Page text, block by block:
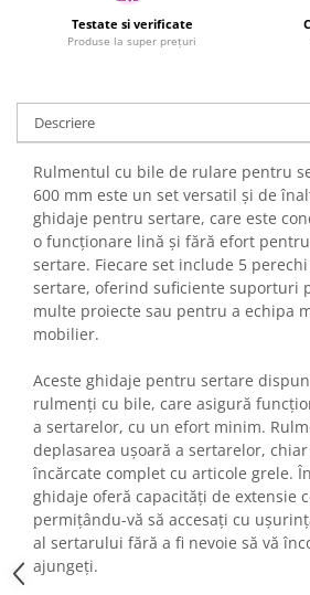
Electrocasnice & Climatizare
Accesorii si piese masini spalat
vase
Aparate Frigorifice
Aparate Racire Aer
Aragaze si cuptoare cu microunde
Climatizare & sisteme de incalzire
Electrocasnice pentru Bucatarie
Fiare de calcat si masini de cusut
Ingrijire Locuinta
Fashion
Bijuterii
Ceasuri barbatesti
Ceasuri dama
Cutii, curele si accesorii ceasuri
Genti si accesorii barbati
Genti si accesorii femei
Imbracaminte barbati
Testate si verificate
Produse la super prețuri
Descriere
Rulmentul cu bile de rulare pentru
600 mm este un set versatil și de
ghidaje pentru sertare, care este
o funcționare lină și fără efort
sertare. Fiecare set include 5
sertare, oferind suficiente suporturi
multe proiecte sau pentru a echipa
mobilier.
Aceste ghidaje pentru sertare
rulmenți cu bile, care asigură
a sertarelor, cu un efort minim.
deplasarea ușoară a sertarelor,
încărcate complet cu articole grele.
ghidaje oferă capacități de extensie
permițându-vă să accesați cu
al sertarului fără a fi nevoie să vă
ajungeți.